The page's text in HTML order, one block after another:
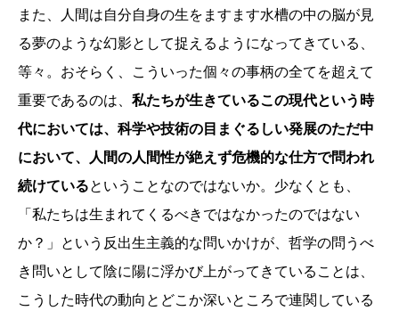
また、人間は自分自身の生をますます水槽の中の脳が見
る夢のような幻影として捉えるようになってきている、
等々。おそらく、こういった個々の事柄の全てを超えて
重要であるのは、 私たちが生きているこの現代という時
代においては、科学や技術の目まぐるしい発展のただ中
において、人間の人間性が絶えず危機的な仕方で問われ
続けているということなのではないか。少なくとも、
「私たちは生まれてくるべきではなかったのではない
か？」という反出生主義的な問いかけが、哲学の問うべ
き問いとして陰に陽に浮かび上がってきていることは、
こうした時代の動向とどこか深いところで連関している